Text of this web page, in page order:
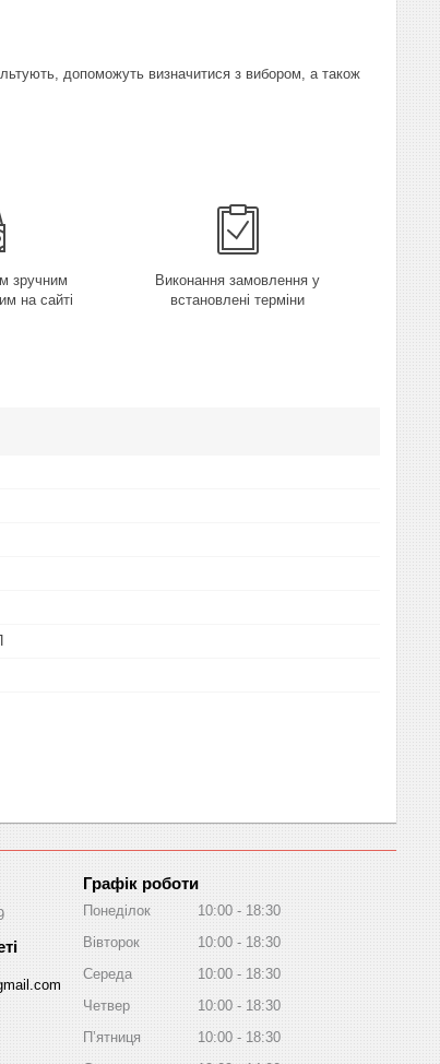
допоможуть визначитися з вибором, а також
зручним
на сайті
Виконання замовлення у
встановлені терміни
Графік роботи
Понеділок 10:00
18:30
Вівторок
10:00
18:30
Середа
10:00
18:30
Четвер
10:00
18:30
Пʼятниця
10:00
18:30